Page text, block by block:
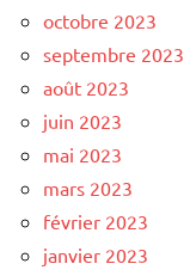
octobre 2023
septembre 2023
août 2023
juin 2023
mai 2023
mars 2023
février 2023
janvier 2023